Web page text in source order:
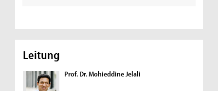
Leitung
Prof. Dr. Mohieddine Jelali